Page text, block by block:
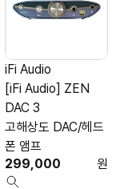
iFi Audio
[iFi Audio] ZEN
DAC 3
고해상도 DAC/헤드
폰 앰프
299,000
원